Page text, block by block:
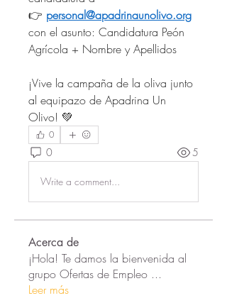
👉 personal@apadrinaunolivo.org
con el asunto: Candidatura Peón
Agrícola + Nombre y Apellidos
¡Vive la campaña de la oliva junto
al equipazo de Apadrina Un
Olivo! 💚
0
0 5
Write a comment...
Acerca de
¡Hola! Te damos la bienvenida al
grupo Ofertas de Empleo ...
Leer más